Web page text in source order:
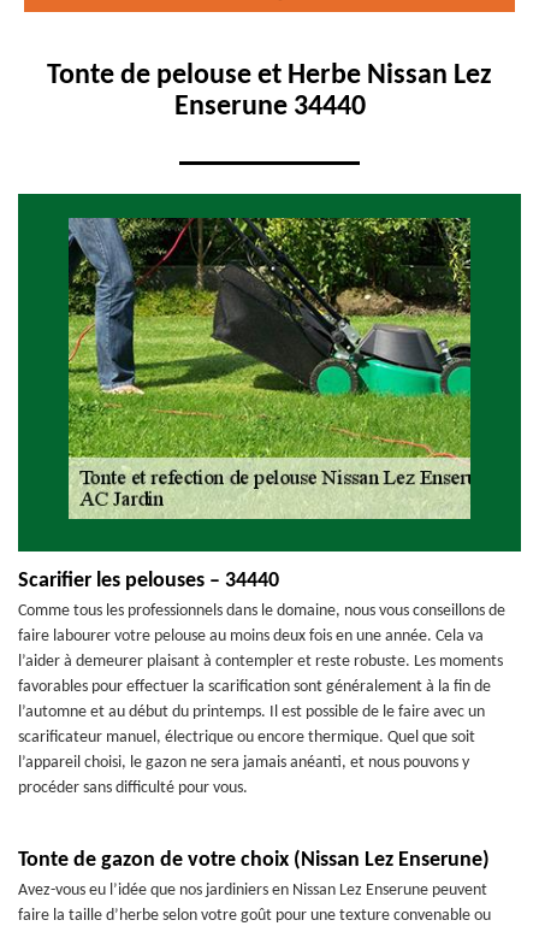
Tonte de pelouse et Herbe Nissan Lez
Enserune 34440
Scarifier les pelouses – 34440
Comme tous les professionnels dans le domaine, nous vous conseillons de
faire labourer votre pelouse au moins deux fois en une année. Cela va
l’aider à demeurer plaisant à contempler et reste robuste. Les moments
favorables pour effectuer la scarification sont généralement à la fin de
l’automne et au début du printemps. Il est possible de le faire avec un
scarificateur manuel, électrique ou encore thermique. Quel que soit
l’appareil choisi, le gazon ne sera jamais anéanti, et nous pouvons y
procéder sans difficulté pour vous.
Tonte de gazon de votre choix (Nissan Lez Enserune)
Avez-vous eu l’idée que nos jardiniers en Nissan Lez Enserune peuvent
faire la taille d’herbe selon votre goût pour une texture convenable ou